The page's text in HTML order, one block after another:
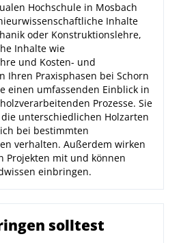
Hochschule in Mosbach
Inhalte
oder Konstruktionslehre,
Inhalte wie
und Kosten- und
Ihren Praxisphasen bei Schorn
einen umfassenden Einblick in
Prozesse. Sie
unterschiedlichen Holzarten
bei bestimmten
verhalten. Außerdem wirken
Projekten mit und können
einbringen.
solltest